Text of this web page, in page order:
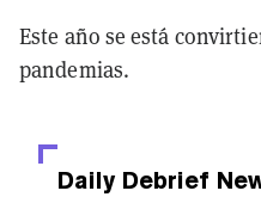
Este año se está
pandemias.
Daily Debrief